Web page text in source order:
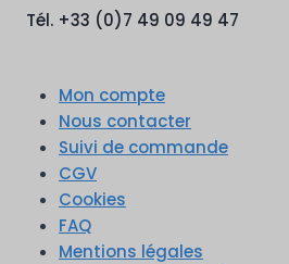
Tél. +33 (0)7 49 09 49 47
Mon compte
Nous contacter
Suivi de commande
CGV
Cookies
FAQ
Mentions légales